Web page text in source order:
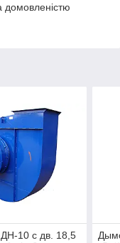
домовленістю
10 с дв. 18,5